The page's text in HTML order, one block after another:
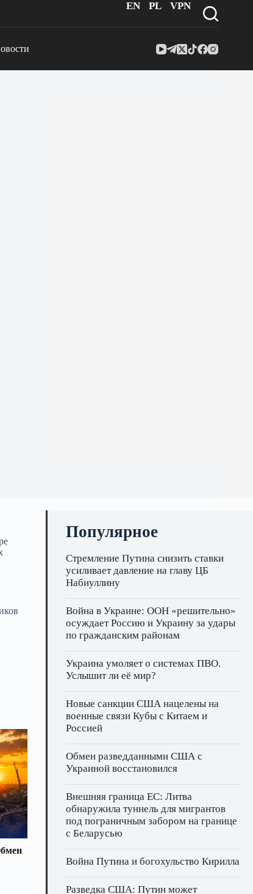
EN PL VPN
Популярное
Стремление Путина снизить ставки
усиливает давление на главу ЦБ
Набиуллину
Война в Украине: ООН «решительно»
осуждает Россию и Украину за удары
по гражданским районам
Украина умоляет о системах ПВО.
Услышит ли её мир?
Новые санкции США нацелены на
военные связи Кубы с Китаем и
Россией
Обмен разведданными США с
Украиной восстановился
Внешняя граница ЕС: Литва
обнаружила туннель для мигрантов
под пограничным забором на границе
с Беларусью
Война Путина и богохульство Кирилла
Разведка США: Путин может